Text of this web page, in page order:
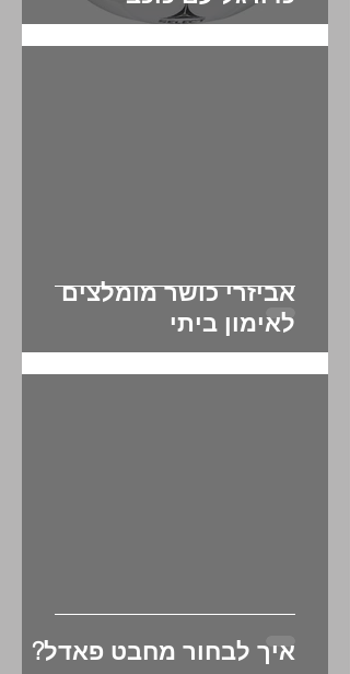
כדורגל עם כוכב
אביזרי כושר מומלצים
לאימון ביתי